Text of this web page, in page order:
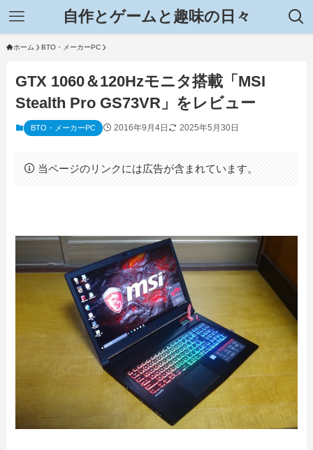
自作とゲームと趣味の日々
ホーム BTO・メーカーPC
GTX 1060＆120Hzモニタ搭載「MSI
Stealth Pro GS73VR」をレビュー
BTO・メーカーPC 2016年9月4日 2025年5月30日
当ページのリンクには広告が含まれています。